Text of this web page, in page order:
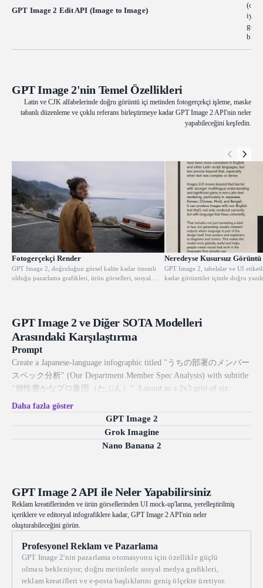
GPT Image 2 Edit API (Image to Image)
geri
GPT Image 2'nin Temel Özellikleri
Latin ve CJK alfabelerinde doğru görüntü içi metinden fotogerçekçi işleme, maske
tabanlı düzenleme ve çoklu referans birleştirmeye kadar GPT Image 2 API'nin neler
yapabileceğini keşfedin.
Fotogerçekçi Render
GPT Image 2, doğruluğun görsel kalite kadar önemli
olduğu pazarlama grafikleri, ürün görselleri, sosyal
Neredeyse Kusursuz
GPT Image 2, tabelalar ve UI
kadar görüntüler içinde doğru
GPT Image 2 ve Diğer SOTA Modelleri
Arasındaki Karşılaştırma
Prompt
Create a Japanese-language infographic titled "うちの部署のメンバー
スペック分析" (Our Department Member Spec Analysis) with subtitle
"個性豊かなプロ集団（たぶん）". Layout as a 2x3 grid of six
member cards on a clean white background with pastel accents and star
decorations. Each card features a cute chibi-style cartoon avatar and
includes: member name and role in Japanese, a radar chart or bar chart
aesthetic, highly legible Japanese typography, no watermark.
Daha fazla göster
GPT Image 2
Grok Imagine
Nano Banana 2
GPT Image 2 API ile Neler Yapabilirsiniz
Reklam kreatiflerinden ve ürün görsellerinden UI mock-up'larına, yerelleştirilmiş
içeriklere ve editoryal infografiklere kadar, GPT Image 2 API'nin neler
oluşturabileceğini görün.
Profesyonel Reklam ve Pazarlama
GPT Image 2'nin pazarlama otomasyonu için özellikle güçlü
olması bekleniyor; doğru metinlerle sosyal medya grafikleri,
reklam kreatifleri ve e-posta başlıklarını geniş ölçekte üretiyor.